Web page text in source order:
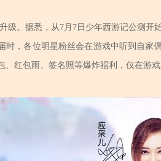
。据悉，从7月7日少年西游记公测开
，各位明星粉丝会在游戏中听到自家
红包雨、签名照等爆炸福利，仅在游